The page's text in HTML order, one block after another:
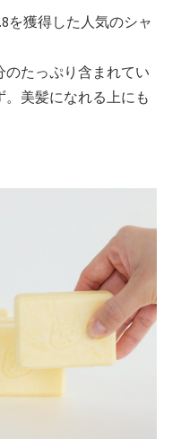
を獲得した人気のシャ
たっぷり含まれてい
美髪になれる上にも